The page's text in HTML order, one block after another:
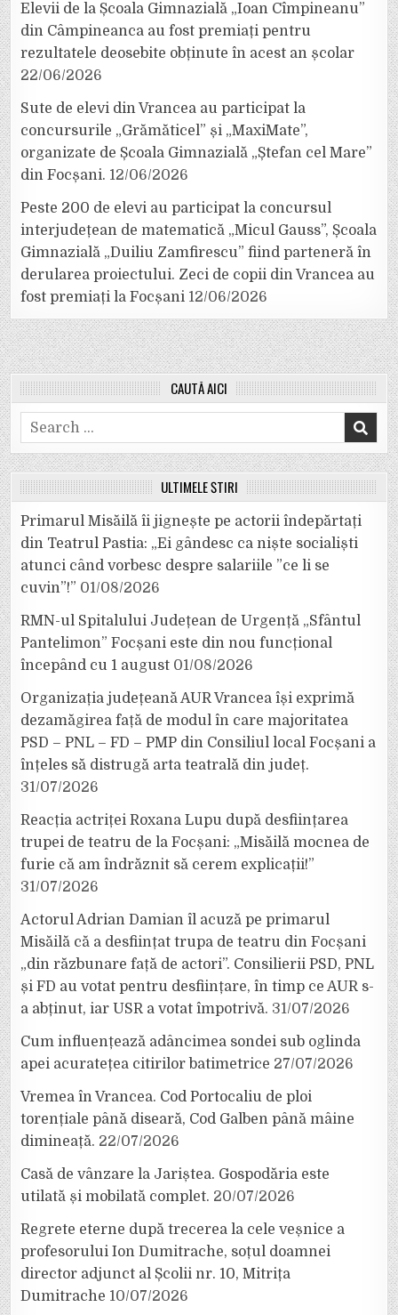
Elevii de la Școala Gimnazială „Ioan Cîmpineanu”
din Câmpineanca au fost premiați pentru
rezultatele deosebite obținute în acest an școlar
22/06/2026
Sute de elevi din Vrancea au participat la
concursurile „Grămăticel” și „MaxiMate”,
organizate de Școala Gimnazială „Ștefan cel Mare”
din Focșani. 12/06/2026
Peste 200 de elevi au participat la concursul
interjudețean de matematică „Micul Gauss”, Școala
Gimnazială „Duiliu Zamfirescu” fiind parteneră în
derularea proiectului. Zeci de copii din Vrancea au
fost premiați la Focșani 12/06/2026
CAUTĂ AICI
Search
for:
ULTIMELE ȘTIRI
Primarul Misăilă îi jignește pe actorii îndepărtați
din Teatrul Pastia: „Ei gândesc ca niște socialiști
atunci când vorbesc despre salariile ”ce li se
cuvin”!” 01/08/2026
RMN-ul Spitalului Județean de Urgență „Sfântul
Pantelimon” Focșani este din nou funcțional
începând cu 1 august 01/08/2026
Organizația județeană AUR Vrancea își exprimă
dezamăgirea față de modul în care majoritatea
PSD – PNL – FD – PMP din Consiliul local Focșani a
înțeles să distrugă arta teatrală din județ.
31/07/2026
Reacția actriței Roxana Lupu după desființarea
trupei de teatru de la Focșani: „Misăilă mocnea de
furie că am îndrăznit să cerem explicații!”
31/07/2026
Actorul Adrian Damian îl acuză pe primarul
Misăilă că a desființat trupa de teatru din Focșani
„din răzbunare față de actori”. Consilierii PSD, PNL
și FD au votat pentru desființare, în timp ce AUR s-
a abținut, iar USR a votat împotrivă. 31/07/2026
Cum influențează adâncimea sondei sub oglinda
apei acuratețea citirilor batimetrice 27/07/2026
Vremea în Vrancea. Cod Portocaliu de ploi
torențiale până diseară, Cod Galben până mâine
dimineață. 22/07/2026
Casă de vânzare la Jariștea. Gospodăria este
utilată și mobilată complet. 20/07/2026
Regrete eterne după trecerea la cele veșnice a
profesorului Ion Dumitrache, soțul doamnei
director adjunct al Școlii nr. 10, Mitrița
Dumitrache 10/07/2026